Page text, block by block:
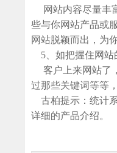
网站内容尽量丰
些与你网站产品或
网站脱颖而出，为
5、如把握住网站
客户上来网站了
过那些关键词等等
古柏提示：统计
详细的产品介绍。